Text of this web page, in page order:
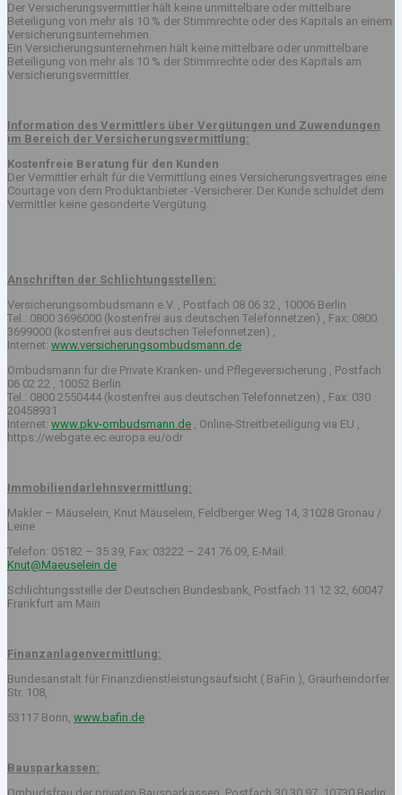
Der Versicherungsvermittler hält keine unmittelbare oder mittelbare
Beteiligung von mehr als 10 % der Stimmrechte oder des Kapitals an einem
Versicherungsunternehmen.
Ein Versicherungsunternehmen hält keine mittelbare oder unmittelbare
Beteiligung von mehr als 10 % der Stimmrechte oder des Kapitals am
Versicherungsvermittler.
Information des Vermittlers über Vergütungen und Zuwendungen
im Bereich der Versicherungsvermittlung:
Kostenfreie Beratung für den Kunden
Der Vermittler erhält für die Vermittlung eines Versicherungsvertrages eine
Courtage von dem Produktanbieter -Versicherer. Der Kunde schuldet dem
Vermittler keine gesonderte Vergütung.
Anschriften der Schlichtungsstellen:
Versicherungsombudsmann e.V. , Postfach 08 06 32 , 10006 Berlin
Tel.: 0800 3696000 (kostenfrei aus deutschen Telefonnetzen) , Fax: 0800
3699000 (kostenfrei aus deutschen Telefonnetzen) ,
Internet: www.versicherungsombudsmann.de
Ombudsmann für die Private Kranken- und Pflegeversicherung , Postfach
06 02 22 , 10052 Berlin
Tel.: 0800 2550444 (kostenfrei aus deutschen Telefonnetzen) , Fax: 030
20458931
Internet: www.pkv-ombudsmann.de , Online-Streitbeteiligung via EU ,
https://webgate.ec.europa.eu/odr
Immobiliendarlehnsvermittlung:
Makler – Mäuselein, Knut Mäuselein, Feldberger Weg 14, 31028 Gronau /
Leine
Telefon: 05182 – 35 39, Fax: 03222 – 241 76 09, E-Mail:
Knut@Maeuselein.de
Schlichtungsstelle der Deutschen Bundesbank, Postfach 11 12 32, 60047
Frankfurt am Main
Finanzanlagenvermittlung:
Bundesanstalt für Finanzdienstleistungsaufsicht ( BaFin ), Graurheindorfer
Str. 108,
53117 Bonn, www.bafin.de
Bausparkassen: